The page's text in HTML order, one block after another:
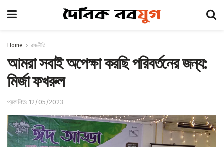
Home রাজনীতি
আমরা সবাই অপেক্ষা করছি পরিবর্তনের জন্য:
মির্জা ফখরুল
প্রকাশিতঃ 12/05/2023